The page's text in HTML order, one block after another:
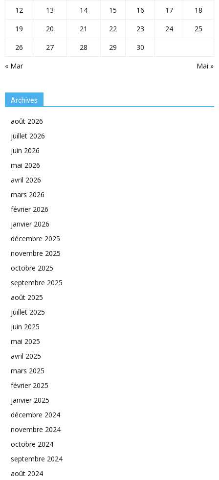
« Mar Mai »
12
13 14 15 16 17
18
19
20 21 22 23 24
25
26
27 28 29 30
Archives
août 2026
juillet 2026
juin 2026
mai 2026
avril 2026
mars 2026
février 2026
janvier 2026
décembre 2025
novembre 2025
octobre 2025
septembre 2025
août 2025
juillet 2025
juin 2025
mai 2025
avril 2025
mars 2025
février 2025
janvier 2025
décembre 2024
novembre 2024
octobre 2024
septembre 2024
août 2024